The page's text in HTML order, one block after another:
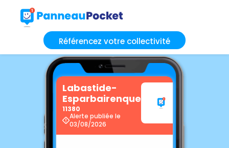
Référencez votre collectivité
Labastide-
Esparbairenque
11380
Alerte publiée le
03/08/2026